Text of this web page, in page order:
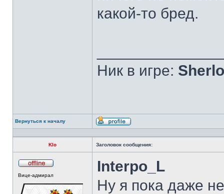
какой-то бред.
Ник в игре:
Вернуться к началу
Профиль
Klo Заголовок сообщения:
Вице-адмирал
Interpo_L
Ну я пока даже